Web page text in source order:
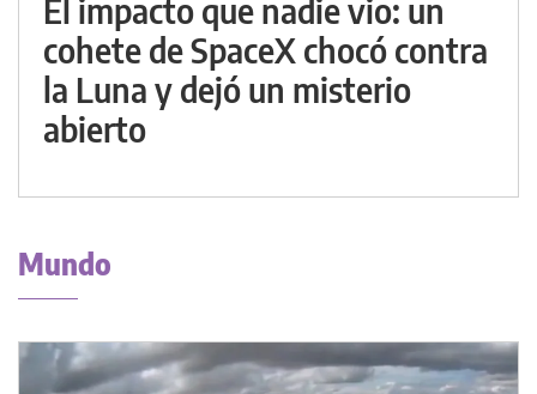
El impacto que nadie vio: un
cohete de SpaceX chocó contra
la Luna y dejó un misterio
abierto
Mundo